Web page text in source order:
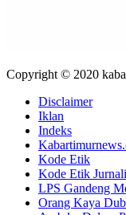
Copyright © 2020
Disclaimer
Iklan
Indeks
Kode Etik
Kode Etik
LPS Gandeng
Orang Kaya